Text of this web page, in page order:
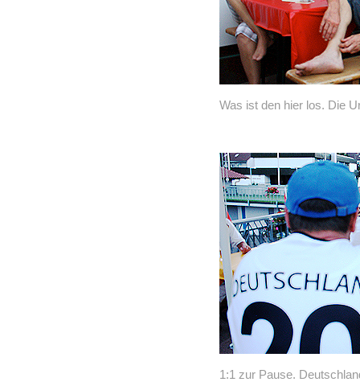
Was ist den hier los. Die
1:1 zur Pause.